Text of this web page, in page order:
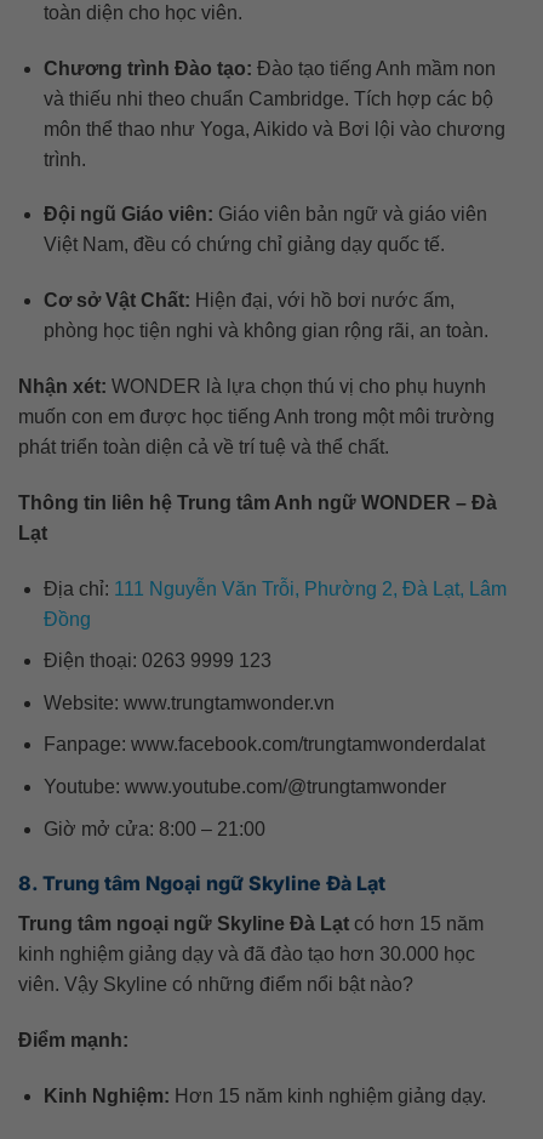
toàn diện cho học viên.
Chương trình Đào tạo: Đào tạo tiếng Anh mầm non
và thiếu nhi theo chuẩn Cambridge. Tích hợp các bộ
môn thể thao như Yoga, Aikido và Bơi lội vào chương
trình.
Đội ngũ Giáo viên: Giáo viên bản ngữ và giáo viên
Việt Nam, đều có chứng chỉ giảng dạy quốc tế.
Cơ sở Vật Chất: Hiện đại, với hồ bơi nước ấm,
phòng học tiện nghi và không gian rộng rãi, an toàn.
Nhận xét: WONDER là lựa chọn thú vị cho phụ huynh
muốn con em được học tiếng Anh trong một môi trường
phát triển toàn diện cả về trí tuệ và thể chất.
Thông tin liên hệ Trung tâm Anh ngữ WONDER – Đà
Lạt
Địa chỉ: 111 Nguyễn Văn Trỗi, Phường 2, Đà Lạt, Lâm
Đồng
Điện thoại: 0263 9999 123
Website: www.trungtamwonder.vn
Fanpage: www.facebook.com/trungtamwonderdalat
Youtube: www.youtube.com/@trungtamwonder
Giờ mở cửa: 8:00 – 21:00
8. Trung tâm Ngoại ngữ Skyline Đà Lạt
Trung tâm ngoại ngữ Skyline Đà Lạt có hơn 15 năm
kinh nghiệm giảng dạy và đã đào tạo hơn 30.000 học
viên. Vậy Skyline có những điểm nổi bật nào?
Điểm mạnh:
Kinh Nghiệm: Hơn 15 năm kinh nghiệm giảng dạy.